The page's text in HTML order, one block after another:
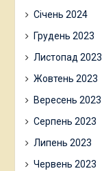
Січень 2024
Грудень 2023
Листопад 2023
Жовтень 2023
Вересень 2023
Серпень 2023
Липень 2023
Червень 2023